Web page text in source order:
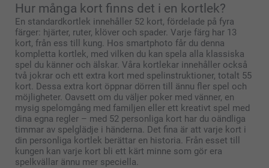
Hur många kort finns det i en kortlek?
En standardkortlek innehåller 52 kort, fördelade på fyra
färger: hjärter, ruter, klöver och spader. Varje färg har 13
kort, från ess till kung. Hos smartphoto får du denna
kompletta kortlek, med vilken du kan spela alla klassiska
spel du känner och älskar. Våra kortlekar innehåller också
två jokrar och ett extra kort med spelinstruktioner, totalt 55
kort. Dessa extra kort öppnar dörren till ännu fler spel och
möjligheter. Oavsett om du väljer poker med vänner, en
mysig spelomgång med familjen eller ett kreativt spel med
dina egna regler – med 52 personliga kort har du oändliga
timmar av spelglädje i händerna. Det fina är att varje kort i
din personliga kortlek berättar en historia. Från esset till
kungen kan varje kort bli ett kärt minne som gör era
spelkvällar ännu mer speciella.